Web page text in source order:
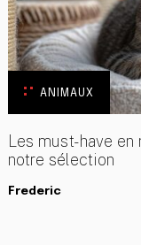
ANIMAUX
Les must-have en
notre sélection
Frederic